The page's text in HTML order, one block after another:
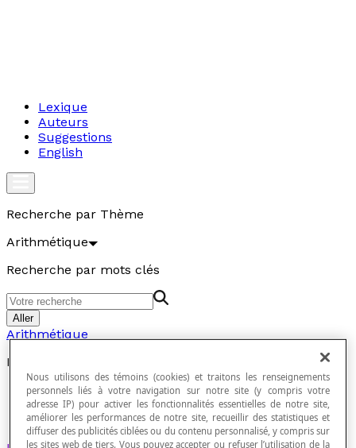
Lexique
Auteurs
Suggestions
English
Recherche par Thème
Arithmétique
Recherche par mots clés
Aller
Arithmétique
Nombre abondant
Nous utilisons des témoins (cookies) et traitons les renseignements
personnels liés à votre navigation sur notre site (y compris votre
adresse IP) pour activer les fonctionnalités essentielles de notre site,
améliorer les performances de notre site, recueillir des statistiques et
diffuser des publicités ciblées ou du contenu personnalisé, y compris sur
les sites web de tiers. Vous pouvez accepter ou refuser l’utilisation de la